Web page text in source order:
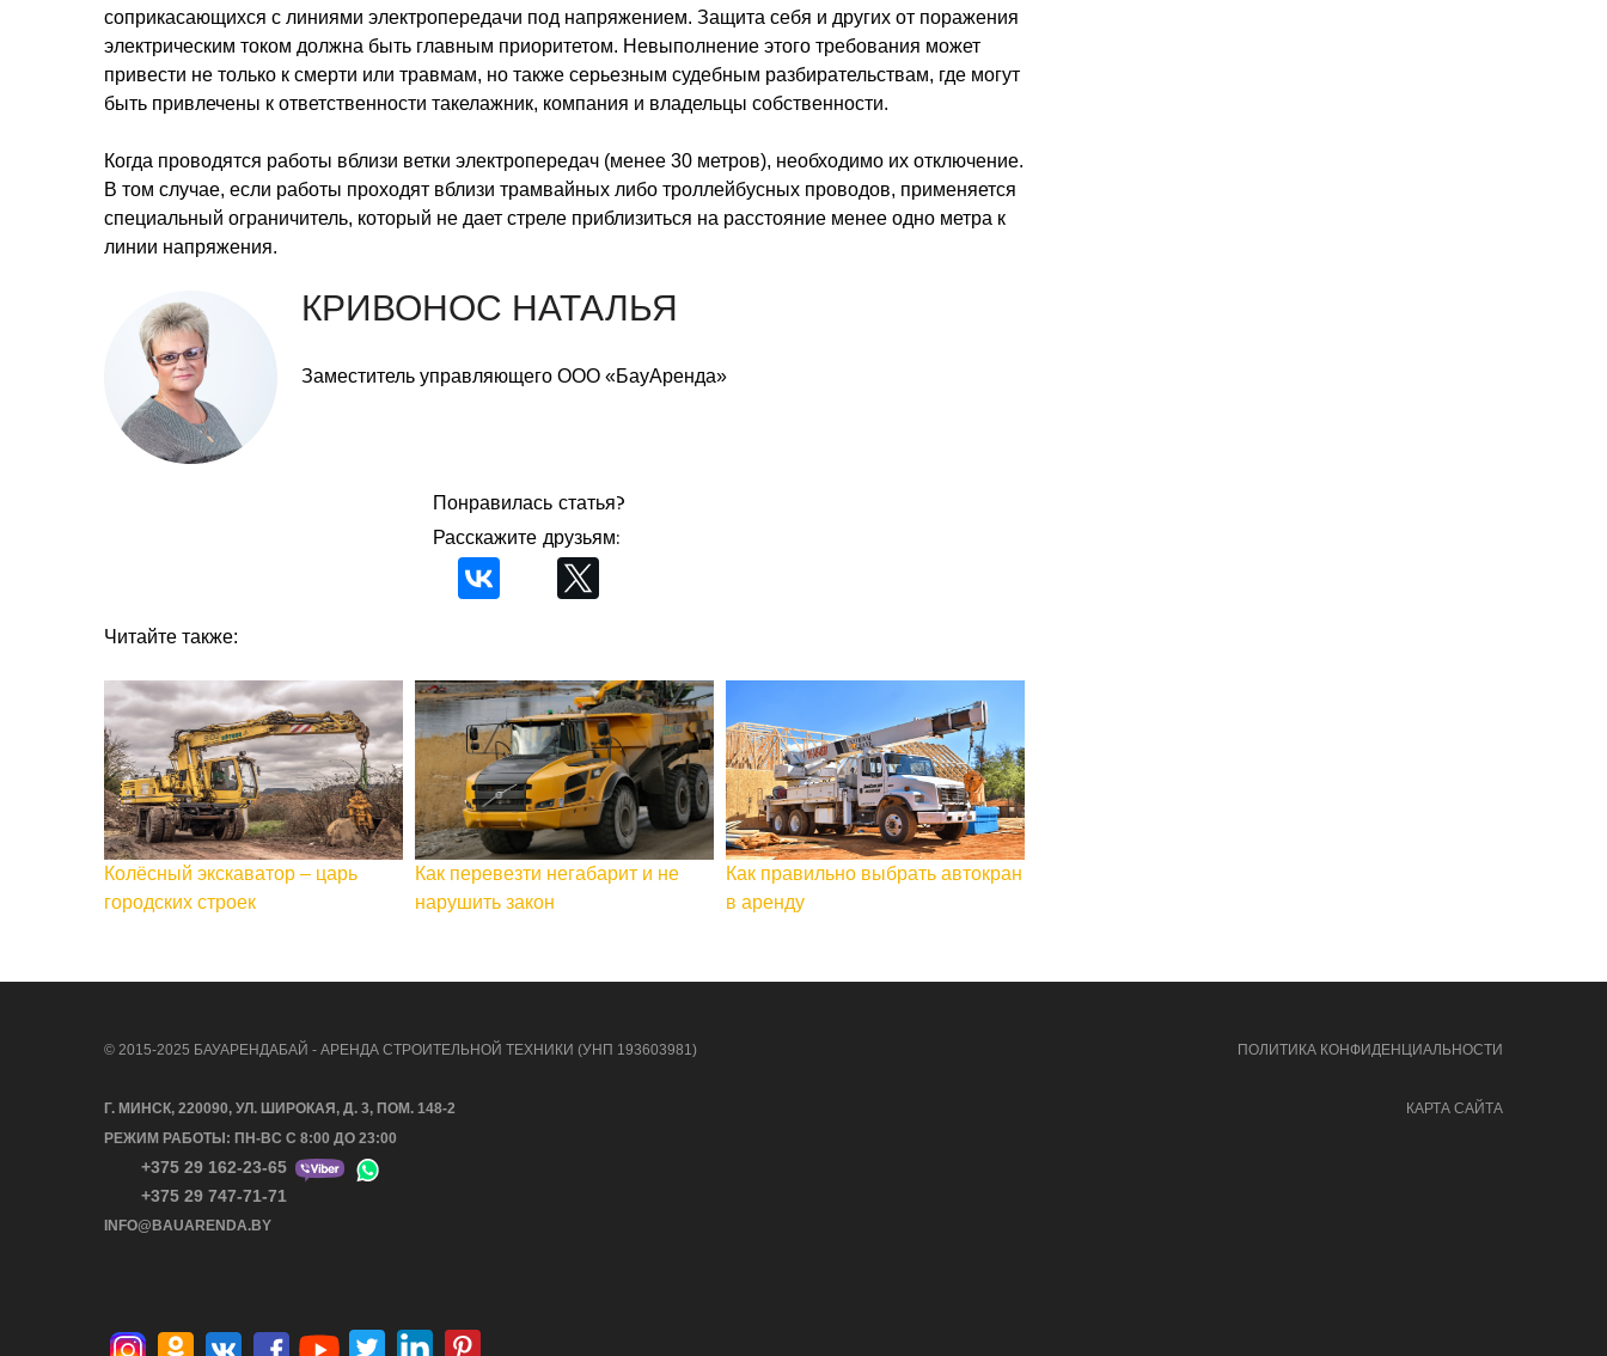
соприкасающихся с линиями электропередачи под напряжением. Защита себя и других от поражения
электрическим током должна быть главным приоритетом. Невыполнение этого требования может
привести не только к смерти или травмам, но также серьезным судебным разбирательствам, где могут
быть привлечены к ответственности такелажник, компания и владельцы собственности.
Когда проводятся работы вблизи ветки электропередач (менее 30 метров), необходимо их отключение.
В том случае, если работы проходят вблизи трамвайных либо троллейбусных проводов, применяется
специальный ограничитель, который не дает стреле приблизиться на расстояние менее одно метра к
линии напряжения.
КРИВОНОС НАТАЛЬЯ
Заместитель управляющего ООО «БауАренда»
Понравилась статья?
Расскажите друзьям:
Читайте также:
Колёсный экскаватор – царь
городских строек
Как перевезти негабарит и не
нарушить закон
Как правильно выбрать автокран
в аренду
© 2015-2025 БАУАРЕНДАБАЙ - АРЕНДА СТРОИТЕЛЬНОЙ ТЕХНИКИ (УНП 193603981)
Г. МИНСК, 220090, УЛ. ШИРОКАЯ, Д. 3, ПОМ. 148-2
РЕЖИМ РАБОТЫ: ПН-ВС С 8:00 ДО 23:00
+375 29 162-23-65
+375 29 747-71-71
INFO@BAUARENDA.BY
ПОЛИТИКА КОНФИДЕНЦИАЛЬНОСТИ
КАРТА САЙТА